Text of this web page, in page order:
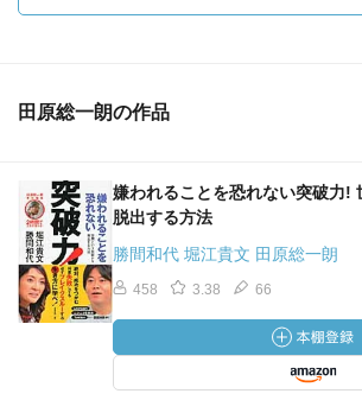
田原総一朗の作品
嫌われることを恐れない突破力!
脱出する方法
勝間和代 堀江貴文 田原総一朗
458 3.38 66